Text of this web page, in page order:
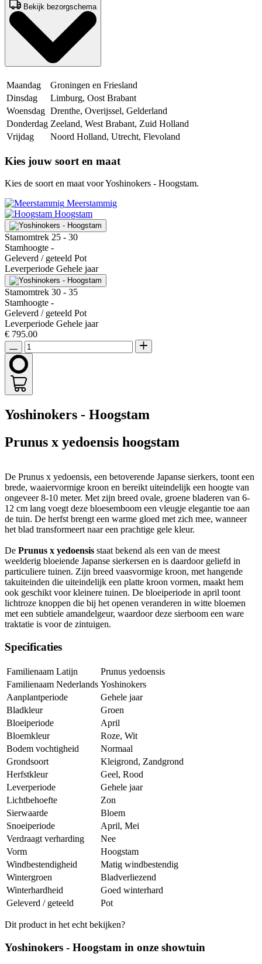
Bekijk bezorgschema
Maandag
Groningen en Friesland
Dinsdag
Limburg, Oost Brabant
Woensdag Drenthe, Overijssel, Gelderland
Donderdag Zeeland, West Brabant, Zuid Holland
Vrijdag
Noord Holland, Utrecht, Flevoland
Kies jouw soort en maat
Kies de soort en maat voor Yoshinokers - Hoogstam.
Meerstammig
Hoogstam
Stamomtrek 25 - 30
Stamhoogte -
Geleverd / geteeld Pot
Leverperiode Gehele jaar
Stamomtrek 30 - 35
Stamhoogte -
Geleverd / geteeld Pot
Leverperiode Gehele jaar
€ 795.00
Yoshinokers - Hoogstam
Prunus x yedoensis hoogstam
De Prunus x yedoensis, een betoverende Japanse sierkers, toont een
brede, waaiervormige kroon en bereikt uiteindelijk een hoogte van
ongeveer 8-10 meter. Met zijn breed ovale, groene bladeren van 6-
12 cm lang voegt deze bloesemboom een vleugje elegantie toe aan
de tuin. De herfst brengt een warme gloed met zich mee, wanneer
het blad transformeert naar een prachtige gele kleur.
De Prunus x yedoensis staat bekend als een van de meest
weelderig bloeiende Japanse sierkersen en is daardoor geliefd in
particuliere tuinen. Zijn breed vaasvormige kroon, met hangende
takuiteinden die uiteindelijk een platte kroon vormen, maakt hem
ook geschikt voor kleinere tuinen. De bloeiperiode in april toont
lichtroze knoppen die bij het openen veranderen in witte bloemen
met een subtiele amandelgeur, waardoor deze sierboom een ware
traktatie is voor de zintuigen.
Specificaties
Familienaam Latijn
Prunus yedoensis
Familienaam Nederlands Yoshinokers
Aanplantperiode
Gehele jaar
Bladkleur
Groen
Bloeiperiode
April
Bloemkleur
Roze, Wit
Bodem vochtigheid
Normaal
Grondsoort
Kleigrond, Zandgrond
Herfstkleur
Geel, Rood
Leverperiode
Gehele jaar
Lichtbehoefte
Zon
Sierwaarde
Bloem
Snoeiperiode
April, Mei
Verdraagt verharding
Nee
Vorm
Hoogstam
Windbestendigheid
Matig windbestendig
Wintergroen
Bladverliezend
Winterhardheid
Goed winterhard
Geleverd / geteeld
Pot
Dit product in het echt bekijken?
Yoshinokers - Hoogstam in onze showtuin